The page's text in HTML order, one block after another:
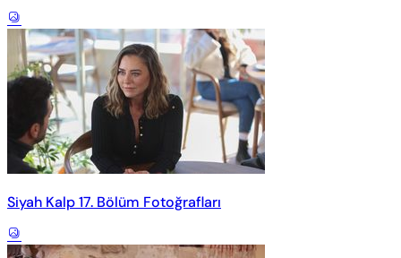
Siyah Kalp 17. Bölüm Fotoğrafları